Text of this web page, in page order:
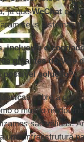
já queWeChate
seus sistemas
inclusive o
gigantes do Vale
possível solução?
sobre a
o mundo mudou
são válidas.
uma infraestrutura